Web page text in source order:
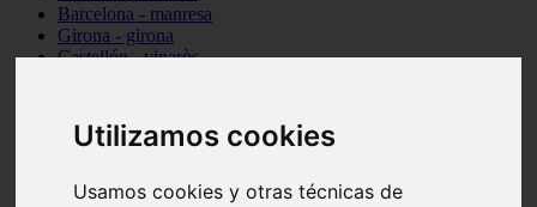
Utilizamos cookies
Usamos cookies y otras técnicas de
Barcelona - manresa
Girona - girona
Castellón - vinaròs
Málaga - nerja
Girona - blanes
Málaga - marbella